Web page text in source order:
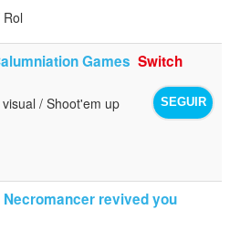
Games Switch
SEGUIR
/ Shoot'em up
Necromancer revived you